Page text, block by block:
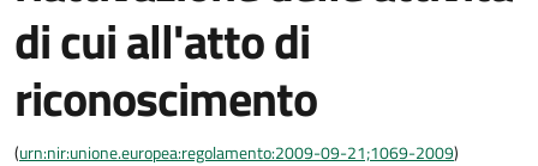
di cui all'atto di
riconoscimento
(urn:nir:unione.europea:regolamento:2009-09-21;1069-2009)